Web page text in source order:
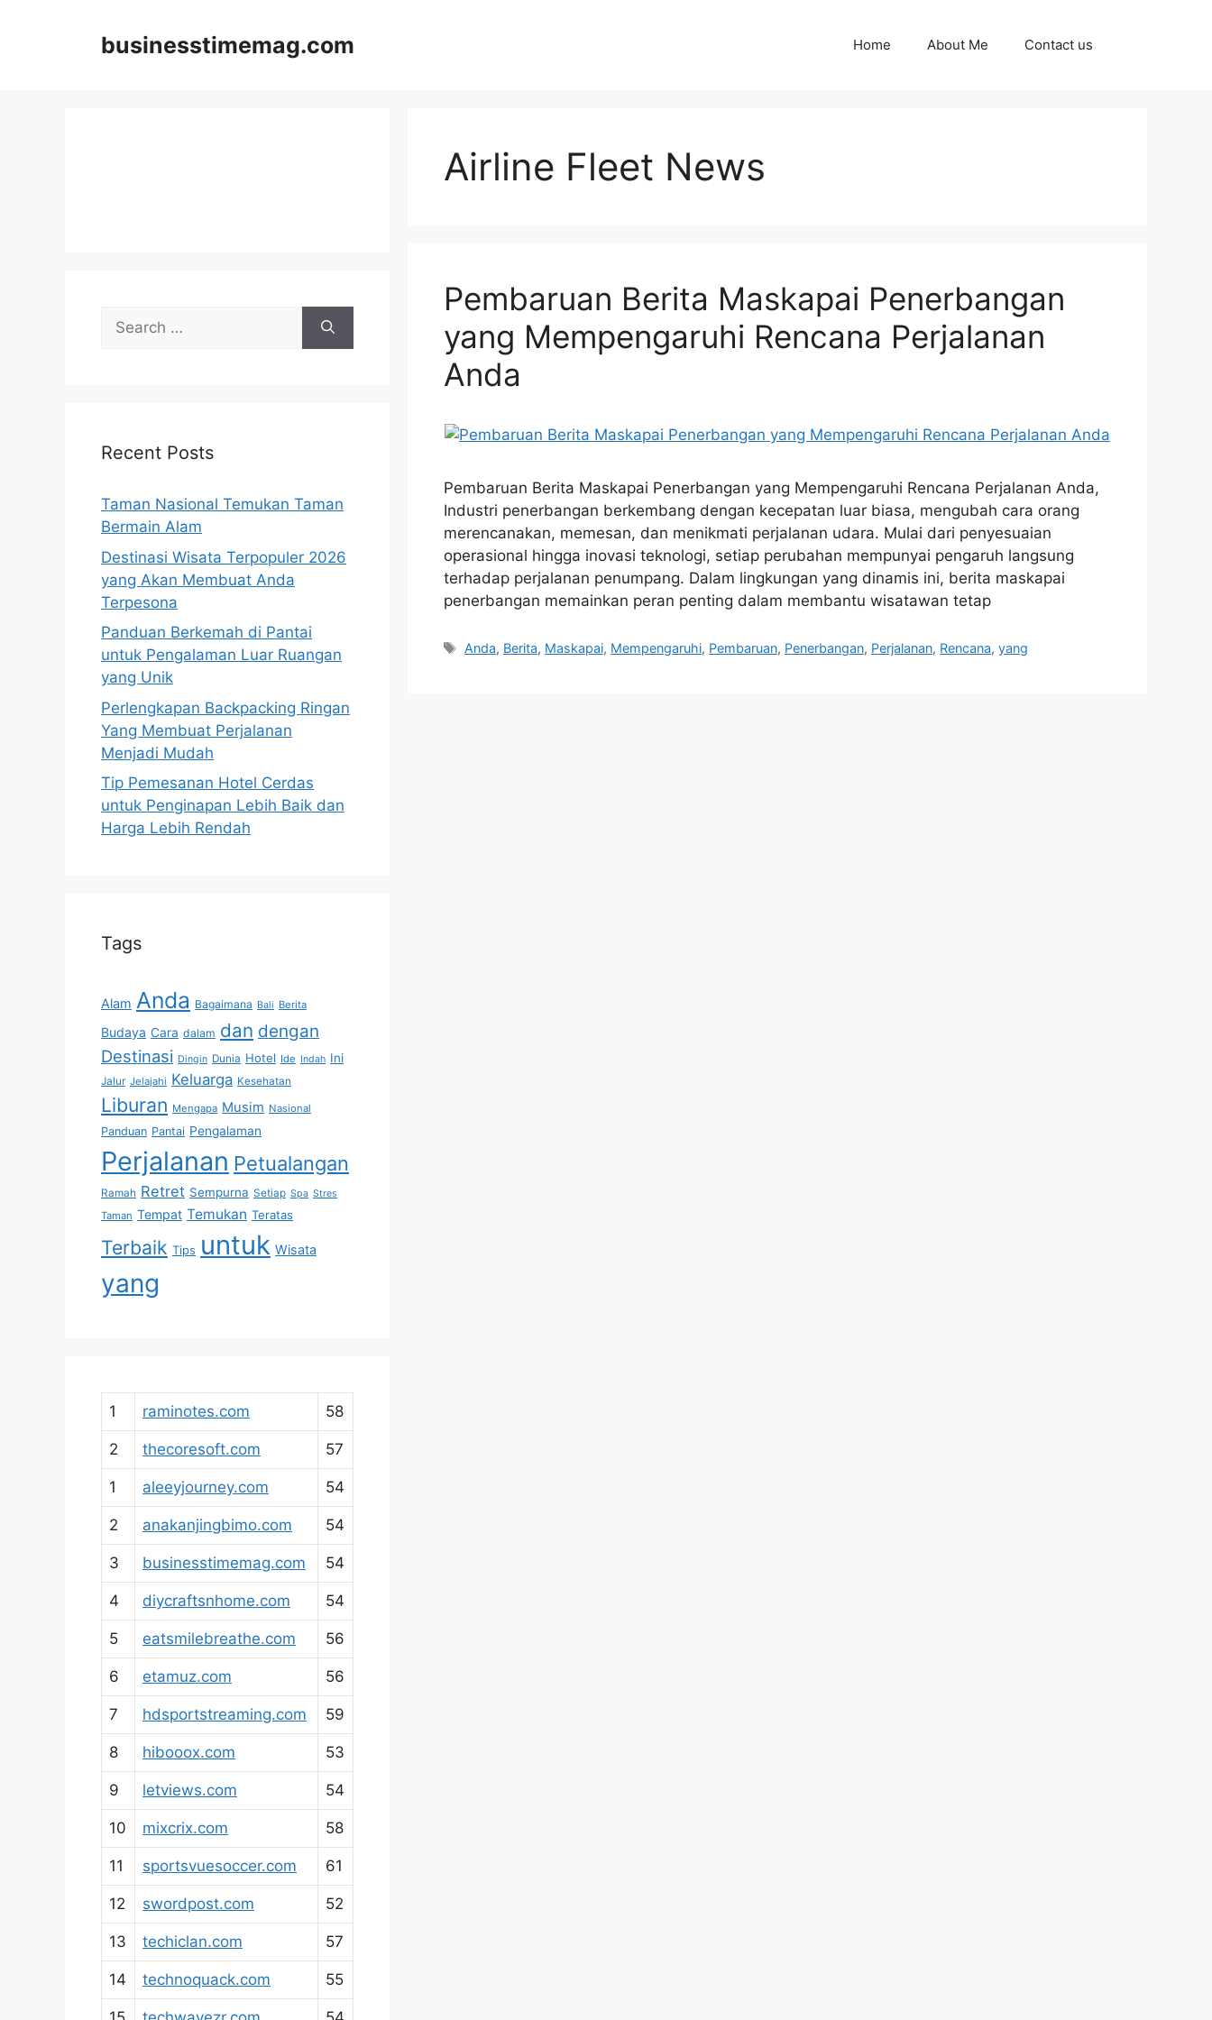
businesstimemag.com Home About Me Contact us
Airline Fleet News
Pembaruan Berita Maskapai Penerbangan
yang Mempengaruhi Rencana Perjalanan
Anda
Pembaruan Berita Maskapai Penerbangan yang Mempengaruhi Rencana Perjalanan Anda,
Industri penerbangan berkembang dengan kecepatan luar biasa, mengubah cara orang
merencanakan, memesan, dan menikmati perjalanan udara. Mulai dari penyesuaian
operasional hingga inovasi teknologi, setiap perubahan mempunyai pengaruh langsung
terhadap perjalanan penumpang. Dalam lingkungan yang dinamis ini, berita maskapai
penerbangan memainkan peran penting dalam membantu wisatawan tetap
Tags
Anda, Berita, Maskapai, Mempengaruhi, Pembaruan, Penerbangan, Perjalanan, Rencana,yang
Search
for:
Recent Posts
Taman Nasional Temukan Taman
Bermain Alam
Destinasi Wisata Terpopuler 2026
yang Akan Membuat Anda
Terpesona
Panduan Berkemah di Pantai
untuk Pengalaman Luar Ruangan
yang Unik
Perlengkapan Backpacking Ringan
Yang Membuat Perjalanan
Menjadi Mudah
Tip Pemesanan Hotel Cerdas
untuk Penginapan Lebih Baik dan
Harga Lebih Rendah
Tags
Alam Anda Bagaimana Bali Berita
Budaya Cara dalam dan dengan
Destinasi Dingin Dunia Hotel Ide Indah Ini
Jalur Jelajahi Keluarga Kesehatan
Liburan Mengapa Musim Nasional
Panduan Pantai Pengalaman
Perjalanan Petualangan
Ramah Retret Sempurna Setiap Spa Stres
Taman Tempat Temukan Teratas
Terbaik Tips untuk Wisata
yang
1 raminotes.com 58
2 thecoresoft.com 57
1 aleeyjourney.com 54
2 anakanjingbimo.com 54
3 businesstimemag.com 54
4 diycraftsnhome.com 54
5 eatsmilebreathe.com 56
6 etamuz.com 56
7 hdsportstreaming.com 59
8 hibooox.com 53
9 letviews.com 54
10 mixcrix.com 58
11 sportsvuesoccer.com 61
12 swordpost.com 52
13 techiclan.com 57
14 technoquack.com 55